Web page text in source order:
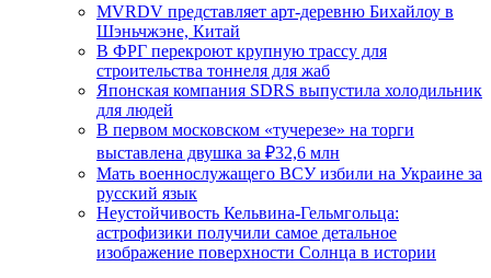
MVRDV представляет арт-деревню Бихайлоу в
Шэньчжэне, Китай
В ФРГ перекроют крупную трассу для
строительства тоннеля для жаб
Японская компания SDRS выпустила холодильник
для людей
В первом московском «тучерезе» на торги
выставлена двушка за ₽32,6 млн
Мать военнослужащего ВСУ избили на Украине за
русский язык
Неустойчивость Кельвина-Гельмгольца:
астрофизики получили самое детальное
изображение поверхности Солнца в истории